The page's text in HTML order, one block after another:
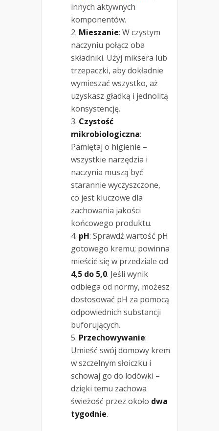
innych aktywnych
komponentów.
Mieszanie: W czystym
naczyniu połącz oba
składniki. Użyj miksera lub
trzepaczki, aby dokładnie
wymieszać wszystko, aż
uzyskasz gładką i jednolitą
konsystencję.
Czystość
mikrobiologiczna:
Pamiętaj o higienie –
wszystkie narzędzia i
naczynia muszą być
starannie wyczyszczone,
co jest kluczowe dla
zachowania jakości
końcowego produktu.
pH: Sprawdź wartość pH
gotowego kremu; powinna
mieścić się w przedziale od
4,5 do 5,0. Jeśli wynik
odbiega od normy, możesz
dostosować pH za pomocą
odpowiednich substancji
buforujących.
Przechowywanie:
Umieść swój domowy krem
w szczelnym słoiczku i
schowaj go do lodówki –
dzięki temu zachowa
świeżość przez około dwa
tygodnie.